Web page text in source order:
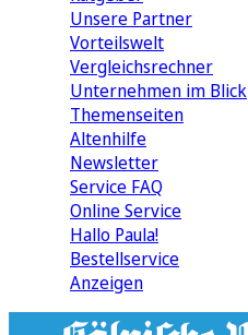
Unsere Partner
Vorteilswelt
Vergleichsrechner
Unternehmen im Blick
Themenseiten
Altenhilfe
Newsletter
Service FAQ
Online Service
Hallo Paula!
Bestellservice
Anzeigen